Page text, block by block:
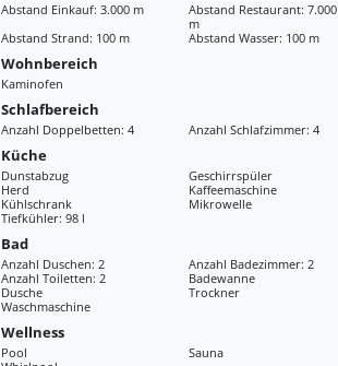
Abstand Einkauf: 3.000 m
Abstand Restaurant: 7.000
m
Abstand Strand: 100 m
Abstand Wasser: 100 m
Wohnbereich
Kaminofen
Schlafbereich
Anzahl Doppelbetten: 4 Anzahl Schlafzimmer: 4
Küche
Dunstabzug
Geschirrspüler
Herd
Kaffeemaschine
Kühlschrank
Mikrowelle
Tiefkühler: 98 l
Bad
Anzahl Duschen: 2
Anzahl Badezimmer: 2
Anzahl Toiletten: 2
Badewanne
Dusche
Trockner
Waschmaschine
Wellness
Pool
Sauna